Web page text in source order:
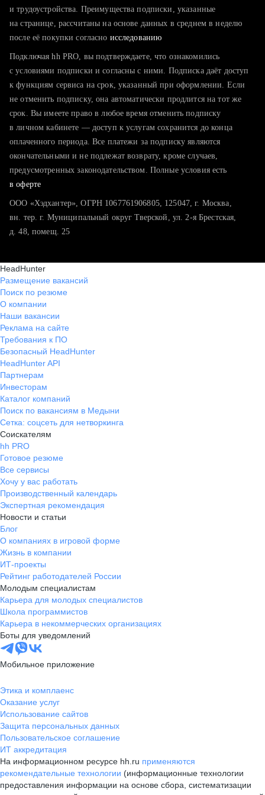
тратите много времени на поиск и вручную поднимаете
хотите сравнить себя с конкурентами и оценить шансы
и трудоустройства. Преимущества подписки, указанные
на странице, рассчитаны на основе данных в среднем в неделю
после её покупки согласно исследованию
Подключая hh PRO, вы подтверждаете, что ознакомились
с условиями подписки и согласны с ними. Подписка даёт доступ
к функциям сервиса на срок, указанный при оформлении. Если
не отменить подписку, она автоматически продлится на тот же
срок. Вы имеете право в любое время отменить подписку
в личном кабинете — доступ к услугам сохранится до конца
оплаченного периода. Все платежи за подписку являются
окончательными и не подлежат возврату, кроме случаев,
предусмотренных законодательством. Полные условия есть
в оферте
ООО «Хэдхантер», ОГРН 1067761906805, 125047, г. Москва,
вн. тер. г. Муниципальный округ Тверской, ул. 2-я Брестская,
д. 48, помещ. 25
HeadHunter
Размещение вакансий
Поиск по резюме
О компании
Наши вакансии
Реклама на сайте
Требования к ПО
Безопасный HeadHunter
HeadHunter API
Партнерам
Инвесторам
Каталог компаний
Поиск по вакансиям в Медыни
Сетка: соцсеть для нетворкинга
Соискателям
hh PRO
Готовое резюме
Все сервисы
Хочу у вас работать
Производственный календарь
Экспертная рекомендация
Новости и статьи
Блог
О компаниях в игровой форме
Жизнь в компании
ИТ-проекты
Рейтинг работодателей России
Молодым специалистам
Карьера для молодых специалистов
Школа программистов
Карьера в некоммерческих организациях
Боты для уведомлений
Мобильное приложение
Этика и комплаенс
Оказание услуг
Использование сайтов
Защита персональных данных
Пользовательское соглашение
ИТ аккредитация
На информационном ресурсе hh.ru применяются
рекомендательные технологии (информационные технологии
предоставления информации на основе сбора, систематизации